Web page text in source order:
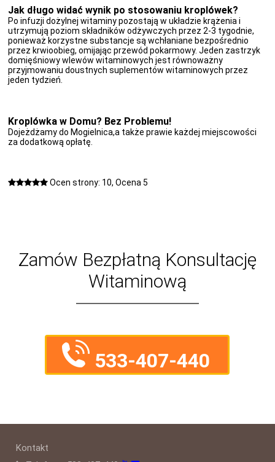
Jak długo widać wynik po stosowaniu kroplówek?
Po infuzji dożylnej witaminy pozostają w układzie krążenia i
utrzymują poziom składników odżywczych przez 2-3 tygodnie,
ponieważ korzystne substancje są wchłaniane bezpośrednio
przez krwioobieg, omijając przewód pokarmowy. Jeden zastrzyk
domięśniowy wlewów witaminowych jest równoważny
przyjmowaniu doustnych suplementów witaminowych przez
jeden tydzień.
Kroplówka w Domu? Bez Problemu!
Dojeżdżamy do Mogielnica,a także prawie każdej miejscowości
za dodatkową opłatę.
Ocen strony: 10, Ocena 5
Zamów Bezpłatną Konsultację
Witaminową
533-407-440
Kontakt